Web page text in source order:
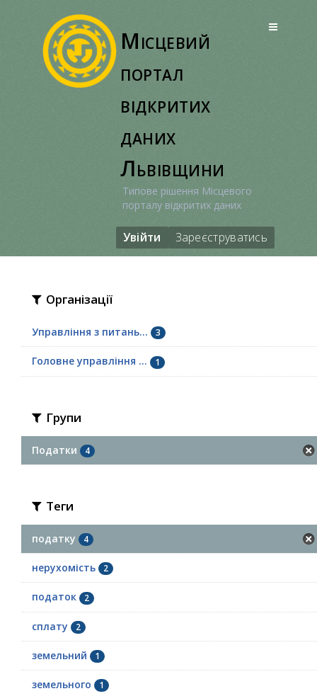
Місцевий
портал
відкритих
даних
Львівщини
Типове рішення Місцевого
порталу відкритих даних
Увійти Зареєструватись
Організації
Управління з питань... 3
Головне управління ... 1
Групи
Податки 4
Теги
податку 4
нерухомість 2
податок 2
сплату 2
земельний 1
земельного 1